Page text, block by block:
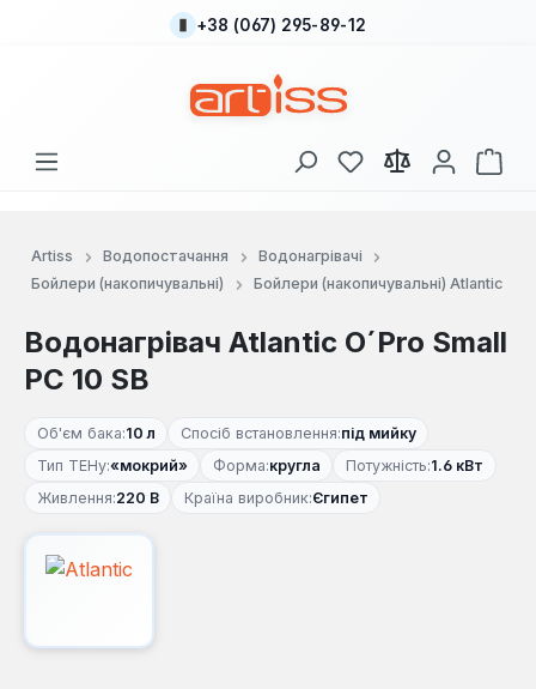
Перейти до основного вмісту
+38 (067) 295-89-12
У вас є 0 у списку
Artiss Водопостачання
Водонагрівачі
Бойлери (накопичувальні)
Бойлери (накопичувальні) Atlantic
Водонагрівач Atlantic O´Pro Small
PC 10 SB
Об'єм бака:10 л Спосіб встановлення:під мийку
Тип ТЕНу:«мокрий» Форма:кругла Потужність:1.6 кВт
Живлення:220 В Країна виробник:Єгипет